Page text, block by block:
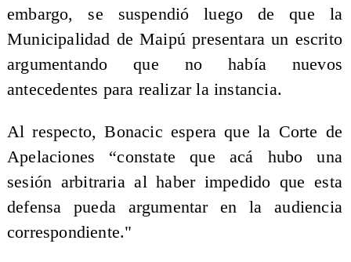
embargo, se suspendió luego de que la
Municipalidad de Maipú presentara un escrito
argumentando que no había nuevos
antecedentes para realizar la instancia.
Al respecto, Bonacic espera que la Corte de
Apelaciones “constate que acá hubo una
sesión arbitraria al haber impedido que esta
defensa pueda argumentar en la audiencia
correspondiente."